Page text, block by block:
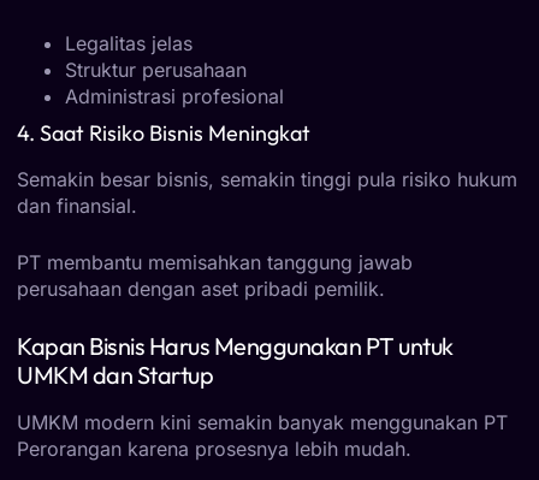
Legalitas jelas
Struktur perusahaan
Administrasi profesional
4. Saat Risiko Bisnis Meningkat
Semakin besar bisnis, semakin tinggi pula risiko hukum
dan finansial.
PT membantu memisahkan tanggung jawab
perusahaan dengan aset pribadi pemilik.
Kapan Bisnis Harus Menggunakan PT untuk
UMKM dan Startup
UMKM modern kini semakin banyak menggunakan PT
Perorangan karena prosesnya lebih mudah.